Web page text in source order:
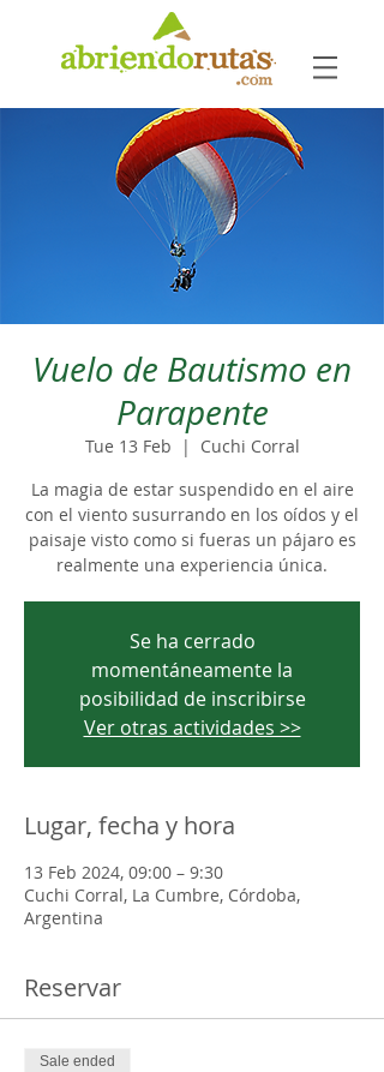
Vuelo de Bautismo en
Parapente
Tue 13 Feb
  |
Cuchi Corral
La magia de estar suspendido en el aire
con el viento susurrando en los oídos y el
paisaje visto como si fueras un pájaro es
realmente una experiencia única.
Se ha cerrado
momentáneamente la
posibilidad de inscribirse
Ver otras actividades >>
Lugar, fecha y hora
13 Feb 2024, 09:00 – 9:30
Cuchi Corral, La Cumbre, Córdoba,
Argentina
Reservar
Sale ended